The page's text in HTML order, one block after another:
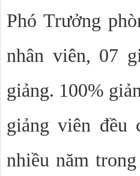
Phó Trưởng
nhân viên, 07
giảng. 100%
giảng viên đều
nhiều năm